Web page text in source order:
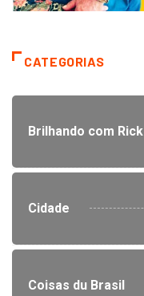
CATEGORIAS
Brilhando com Rick
Cidade
Coisas du Brasil